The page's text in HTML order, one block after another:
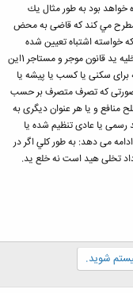
خواهد بود به طور مثال یك
مطرح مي كند كه قاضی به محض
خواسته اشتباه تعیین شده
است. نقش وجود قرارداد در تعیین دعوای خلع ید و تخلیه ید قانون موجر و مستاجر 1این
برای سكنی یا كسب یا پیشه یا
صورتی كه تصرف متصرف بر حسب
منافع و یا هر عنوان دیگری به
رسمی یا عادی تنظیم شده یا
می دهد: به طور كلي اگر در
تخلی هید است نه خلع ید.
شوید.